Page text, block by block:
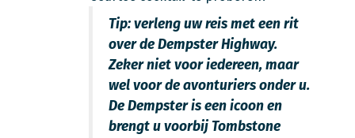
Tip: verleng uw reis met een rit
over de Dempster Highway.
Zeker niet voor iedereen, maar
wel voor de avonturiers onder u.
De Dempster is een icoon en
brengt u voorbij Tombstone